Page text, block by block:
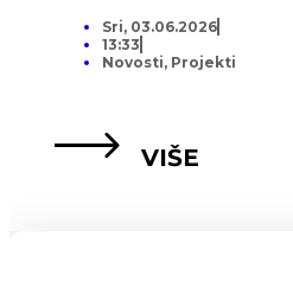
Sri, 03.06.2026
13:33
Novosti, Projekti
VIŠE